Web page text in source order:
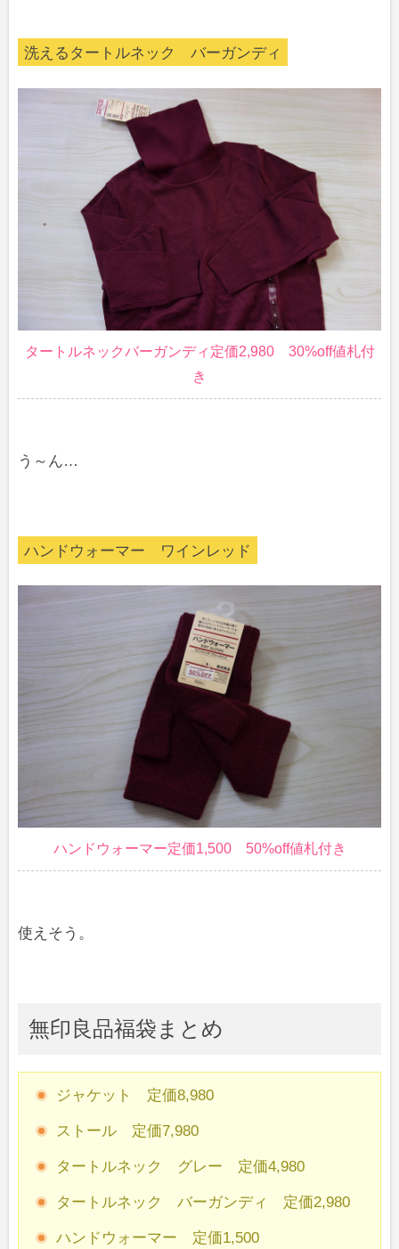
洗えるタートルネック バーガンディ
タートルネックバーガンディ定価2,980 30%off値札付
き
う～ん…
ハンドウォーマー ワインレッド
ハンドウォーマー定価1,500 50%off値札付き
使えそう。
無印良品福袋まとめ
ジャケット 定価8,980
ストール 定価7,980
タートルネック グレー 定価4,980
タートルネック バーガンディ 定価2,980
ハンドウォーマー 定価1,500